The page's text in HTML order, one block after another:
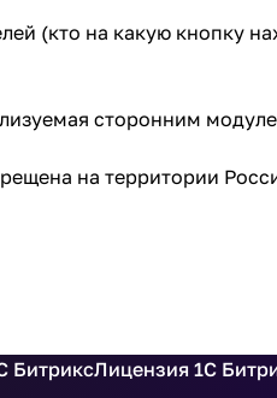
(кто на какую кнопку
сторонним
на территории
БитриксЛицензия 1С